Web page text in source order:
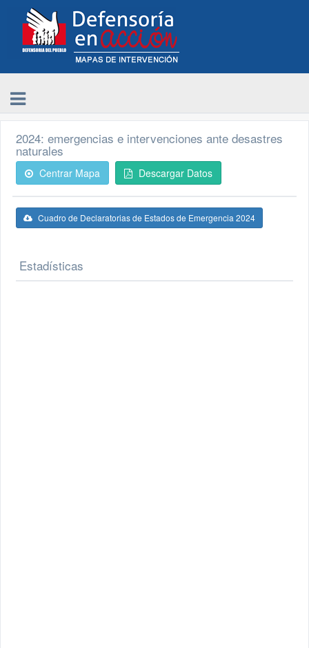
2024: emergencias e intervenciones ante desastres
naturales
Centrar Mapa Descargar Datos
Cuadro de Declaratorias de Estados de Emergencia 2024
Estadísticas